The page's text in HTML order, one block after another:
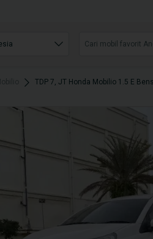
TDP 7, JT Honda Mobilio 1.5 E